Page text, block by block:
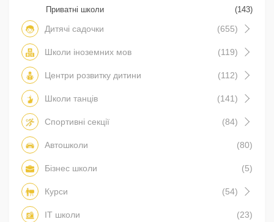
Приватні школи
(143)
Дитячі садочки (655)
Школи іноземних мов (119)
Центри розвитку дитини (112)
Школи танців (141)
Спортивні секції (84)
Автошколи (80)
Бізнес школи (5)
Курси (54)
IT школи (23)